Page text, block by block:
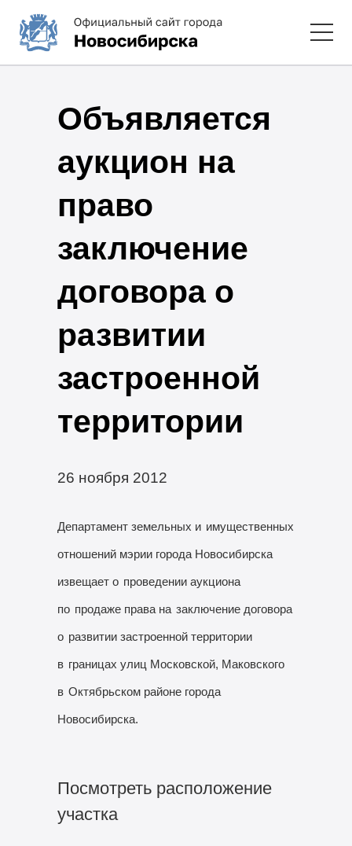
Объявляется
аукцион на
право
заключение
договора о
развитии
застроенной
территории
26 ноября 2012
Департамент земельных и имущественных
отношений мэрии города Новосибирска
извещает о проведении аукциона
по продаже права на заключение договора
о развитии застроенной территории
в границах улиц Московской, Маковского
в Октябрьском районе города
Новосибирска.
Посмотреть расположение
участка